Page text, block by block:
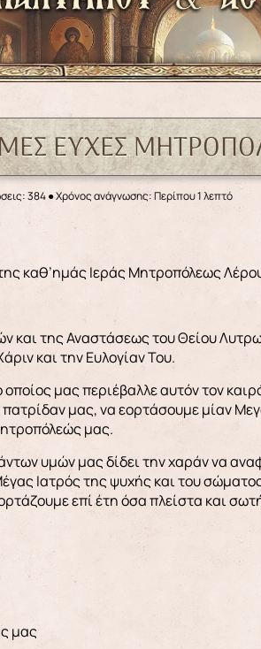
ΕΥΧΕΣ
384● Χρόνος ανάγνωσης: Περίπου 1 λεπτό
καθ’ημάς Ιεράς Μητροπόλεως
και της Αναστάσεως του Θείου
και την Ευλογίαν Του.
μας περιέβαλλε αυτόν τον
μας, να εορτάσουμε μίαν
μας.
υμών μας δίδει την χαράν να
Ιατρός της ψυχής και του
επί έτη όσα πλείστα και
μας